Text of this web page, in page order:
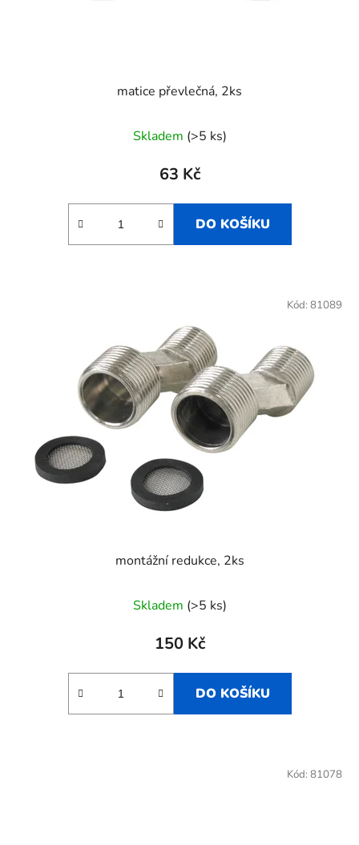
matice převlečná, 2ks
Skladem (>5 ks)
63 Kč
DO KOŠÍKU
montážní redukce, 2ks
Skladem (>5 ks)
150 Kč
DO KOŠÍKU
Kód: 81089
Kód: 81078